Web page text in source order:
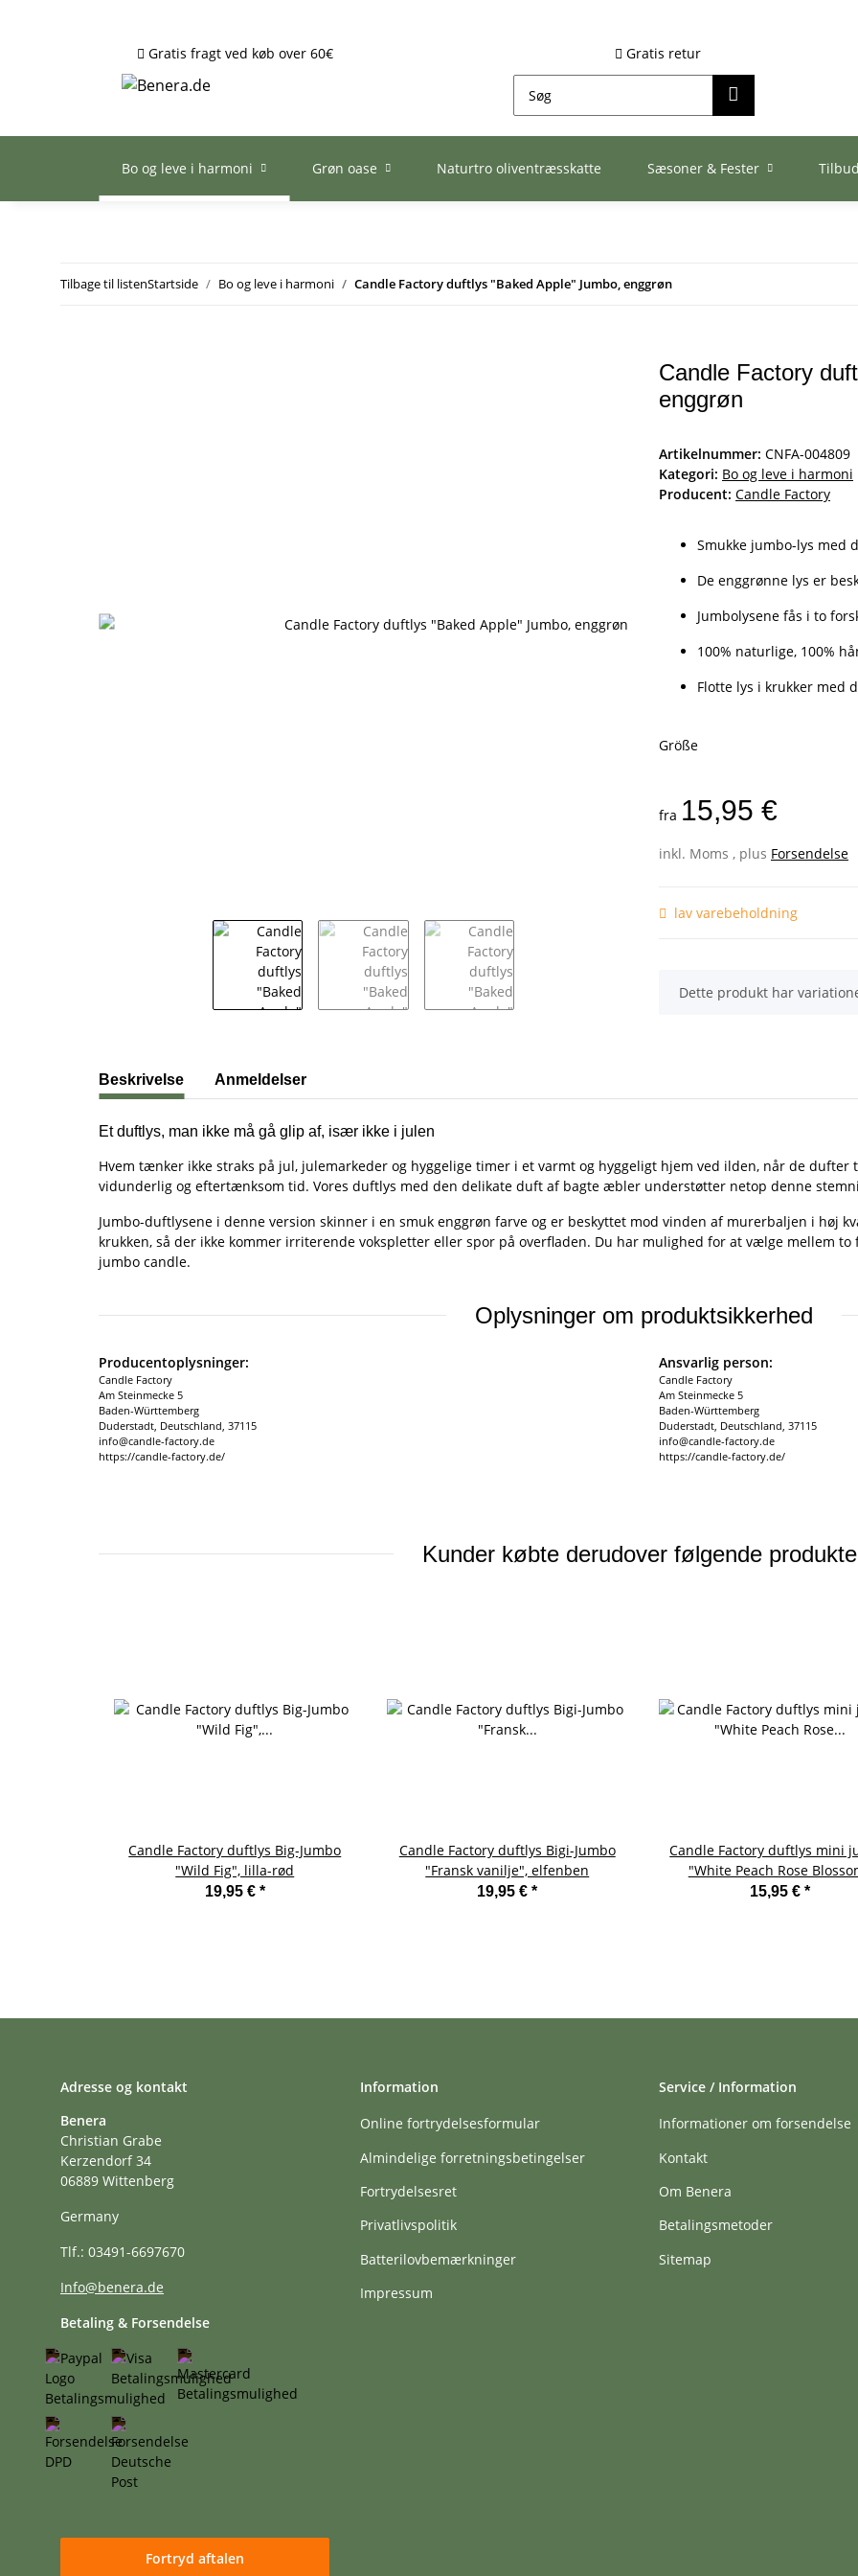
Gratis fragt ved køb over 60€ Gratis retur
Bo og leve i harmoni Grøn oase Naturtro oliventræsskatte Sæsoner & Fester
Tilbage til listenStartside Bo og leve i harmoni Candle Factory duftlys "Baked Apple" Jumbo, enggrøn
Candle Factory
enggrøn
Artikelnummer: CNFA-004809
Kategori: Bo og leve i harmoni
Producent: Candle Factory
Smukke jumbo-lys
De enggrønne lys er
Jumbolysene fås i to
100% naturlige, 100%
Flotte lys i krukker med
Größe
fra 15,95 €
inkl. Moms , plus Forsendelse
lav varebeholdning
x
Dette produkt har
#productDetails.showMoreTabs#
Beskrivelse Anmeldelser
Et duftlys, man ikke må gå glip af, især ikke i julen
Hvem tænker ikke straks på jul, julemarkeder og hyggelige timer i et varmt og hyggeligt hjem ved ilden, når de dufter
vidunderlig og eftertænksom tid. Vores duftlys med den delikate duft af bagte æbler understøtter netop denne
Jumbo-duftlysene i denne version skinner i en smuk enggrøn farve og er beskyttet mod vinden af murerbaljen i høj
krukken, så der ikke kommer irriterende vokspletter eller spor på overfladen. Du har mulighed for at vælge mellem
jumbo candle.
Oplysninger om produktsikkerhed
Producentoplysninger:
Candle Factory
Am Steinmecke 5
Baden-Württemberg
Duderstadt, Deutschland, 37115
info@candle-factory.de
https://candle-factory.de/
Ansvarlig person:
Candle Factory
Am Steinmecke 5
Baden-Württemberg
Duderstadt, Deutschland, 37115
info@candle-factory.de
https://candle-factory.de/
Kunder købte derudover følgende
Candle Factory duftlys Big-Jumbo
"Wild Fig", lilla-rød
19,95 € *
Candle Factory duftlys Bigi-Jumbo
"Fransk vanilje", elfenben
19,95 €*
Candle Factory duftlys mini
"White Peach Rose
15,95 € *
Adresse og kontakt
Benera
Christian Grabe
Kerzendorf 34
06889 Wittenberg
Germany
Tlf.: 03491-6697670
Info@benera.de
Betaling & Forsendelse
Information
Online fortrydelsesformular
Almindelige forretningsbetingelser
Fortrydelsesret
Privatlivspolitik
Batterilovbemærkninger
Impressum
Service / Information
Informationer om forsendelse
Kontakt
Om Benera
Betalingsmetoder
Sitemap
Fortryd aftalen